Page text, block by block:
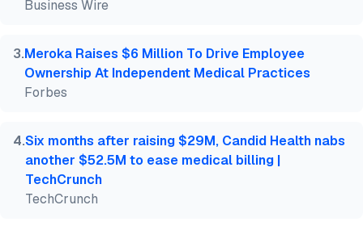
Business Wire
3.Meroka Raises $6 Million To Drive Employee
Ownership At Independent Medical Practices
Forbes
4.Six months after raising $29M, Candid Health nabs
another $52.5M to ease medical billing |
TechCrunch
TechCrunch